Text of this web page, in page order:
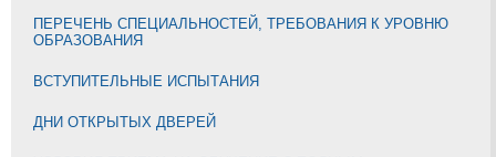
ПЕРЕЧЕНЬ СПЕЦИАЛЬНОСТЕЙ, ТРЕБОВАНИЯ К УРОВНЮ
ОБРАЗОВАНИЯ
ВСТУПИТЕЛЬНЫЕ ИСПЫТАНИЯ
ДНИ ОТКРЫТЫХ ДВЕРЕЙ